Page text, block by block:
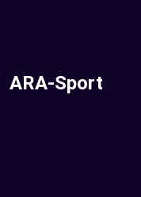
ARA-Sport